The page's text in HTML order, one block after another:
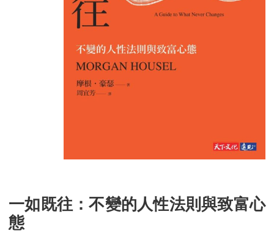
一如既往：不變的人性法則與致富心
態